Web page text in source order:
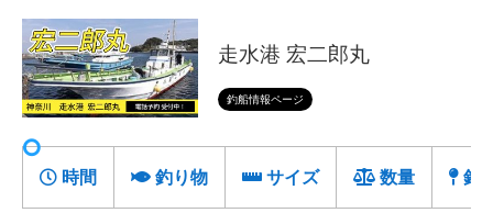
走水港 宏二郎丸
釣船情報ページ
時間 釣り物 サイズ 数量 釣